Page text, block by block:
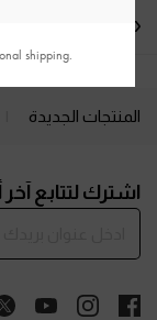
المنتجات الجديدة
اشترك لتتابع آخر
shipping.